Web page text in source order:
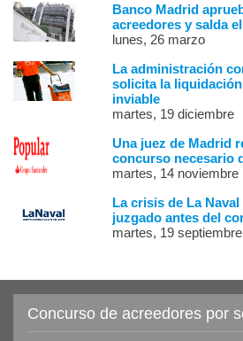
Banco Madrid
acreedores y salda
lunes, 26 marzo
La administración
solicita la
inviable
martes, 19 diciembre
Una juez de Madrid
concurso necesario
martes, 14 noviembre
La crisis de La
juzgado antes del
martes, 19 septiembre
Concurso de acreedores por